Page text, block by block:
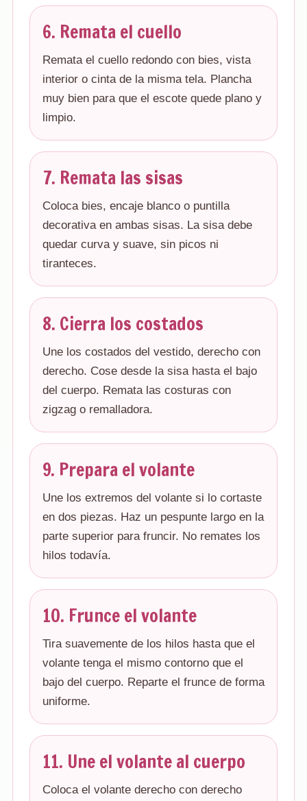
6. Remata el cuello
Remata el cuello redondo con bies, vista
interior o cinta de la misma tela. Plancha
muy bien para que el escote quede plano y
limpio.
7. Remata las sisas
Coloca bies, encaje blanco o puntilla
decorativa en ambas sisas. La sisa debe
quedar curva y suave, sin picos ni
tiranteces.
8. Cierra los costados
Une los costados del vestido, derecho con
derecho. Cose desde la sisa hasta el bajo
del cuerpo. Remata las costuras con
zigzag o remalladora.
9. Prepara el volante
Une los extremos del volante si lo cortaste
en dos piezas. Haz un pespunte largo en la
parte superior para fruncir. No remates los
hilos todavía.
10. Frunce el volante
Tira suavemente de los hilos hasta que el
volante tenga el mismo contorno que el
bajo del cuerpo. Reparte el frunce de forma
uniforme.
11. Une el volante al cuerpo
Coloca el volante derecho con derecho